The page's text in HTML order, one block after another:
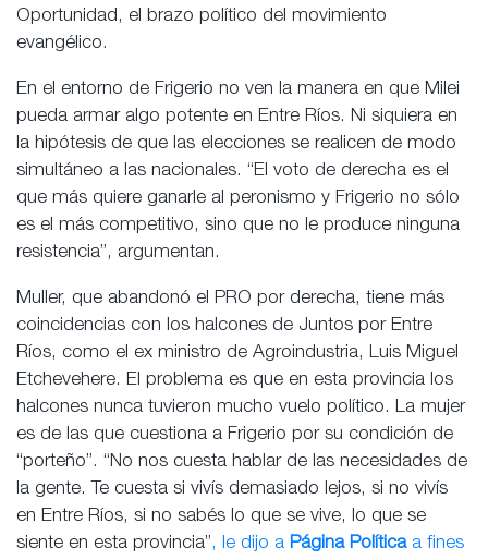
Oportunidad, el brazo político del movimiento
evangélico.
En el entorno de Frigerio no ven la manera en que Milei
pueda armar algo potente en Entre Ríos. Ni siquiera en
la hipótesis de que las elecciones se realicen de modo
simultáneo a las nacionales. “El voto de derecha es el
que más quiere ganarle al peronismo y Frigerio no sólo
es el más competitivo, sino que no le produce ninguna
resistencia”, argumentan.
Muller, que abandonó el PRO por derecha, tiene más
coincidencias con los halcones de Juntos por Entre
Ríos, como el ex ministro de Agroindustria, Luis Miguel
Etchevehere. El problema es que en esta provincia los
halcones nunca tuvieron mucho vuelo político. La mujer
es de las que cuestiona a Frigerio por su condición de
“porteño”. “No nos cuesta hablar de las necesidades de
la gente. Te cuesta si vivís demasiado lejos, si no vivís
en Entre Ríos, si no sabés lo que se vive, lo que se
siente en esta provincia”, le dijo a Página Políticaa fines